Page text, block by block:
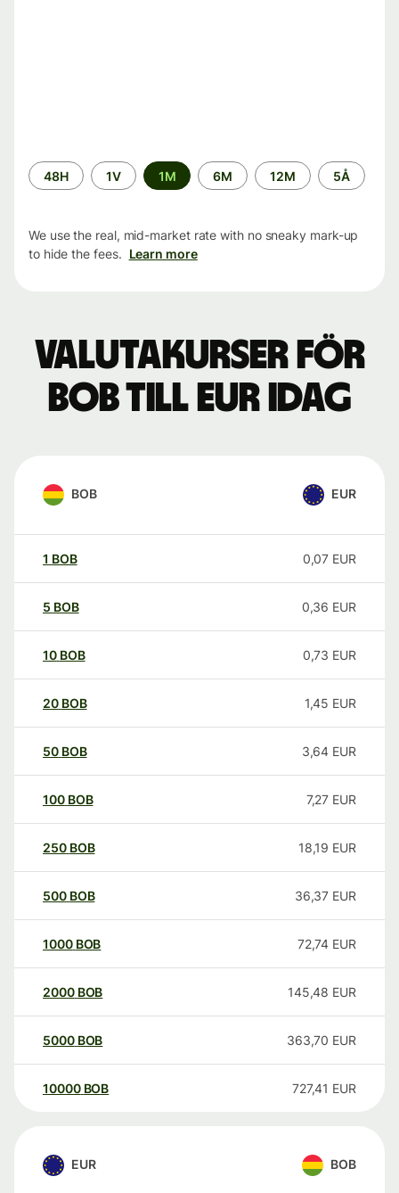
Time
period
48H 1V 1M 6M 12M 5Å
We use the real, mid-market rate with no sneaky mark-up
to hide the fees. Learn more
Valutakurser för
BOB till EUR idag
BOB EUR
1 BOB 0,07 EUR
5 BOB 0,36 EUR
10 BOB 0,73 EUR
20 BOB 1,45 EUR
50 BOB 3,64 EUR
100 BOB 7,27 EUR
250 BOB 18,19 EUR
500 BOB 36,37 EUR
1000 BOB 72,74 EUR
2000 BOB 145,48 EUR
5000 BOB 363,70 EUR
10000 BOB 727,41 EUR
EUR BOB